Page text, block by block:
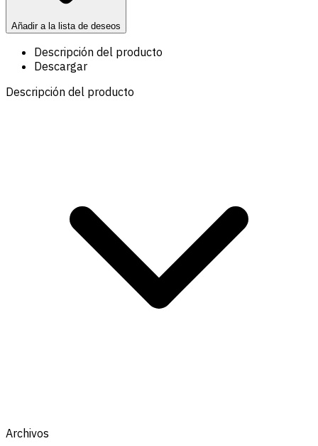
Añadir a la lista de deseos
Descripción del producto
Descargar
Descripción del producto
Archivos